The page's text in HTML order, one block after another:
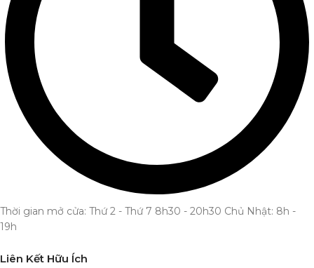
Thời gian mở cửa: Thứ 2 - Thứ 7 8h30 - 20h30 Chủ Nhật: 8h -
19h
Liên Kết Hữu Ích